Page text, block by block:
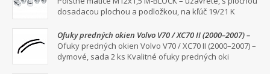
dosadacou plochou a podložkou, na kľúč 19/21 K
Ofuky predných okien Volvo V70 / XC70 II (2000–2007) –
dymové, sada 2 ks
Ofuky predných okien Volvo V70 / XC70 II (2000–2007) –
dymové, sada 2 ks Kvalitné ofuky predných oki